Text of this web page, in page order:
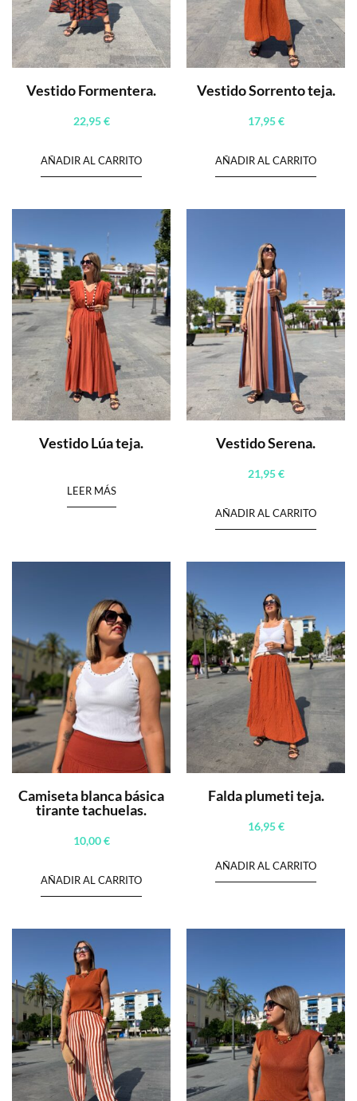
Vestido Formentera.
22,95€
AÑADIR AL CARRITO
Vestido Sorrento teja.
17,95€
AÑADIR AL CARRITO
Vestido Lúa teja.
LEER MÁS
Vestido Serena.
21,95€
AÑADIR AL CARRITO
Camiseta blanca básica
tirante tachuelas.
10,00€
AÑADIR AL CARRITO
Falda plumeti teja.
16,95€
AÑADIR AL CARRITO